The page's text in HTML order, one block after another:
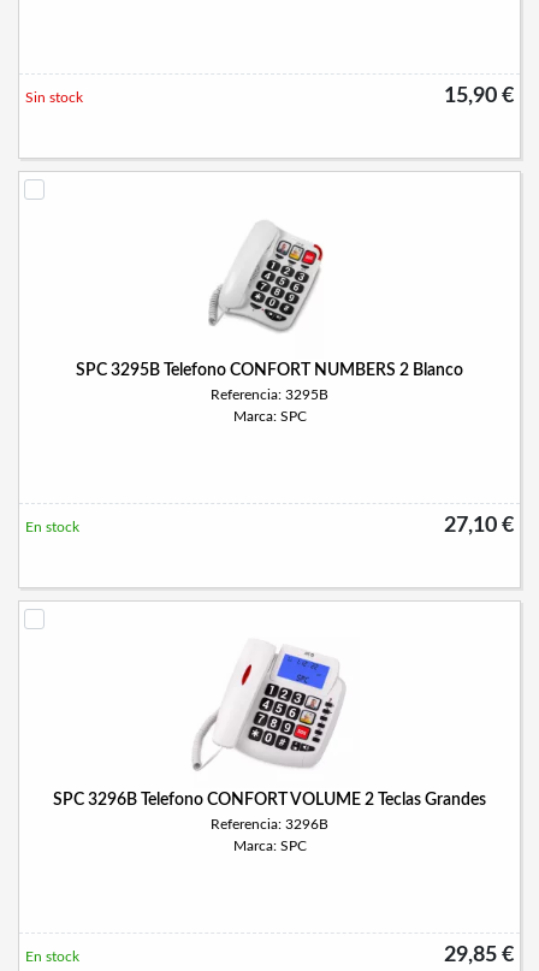
15,90 €
Sin stock
SPC 3295B Telefono CONFORT NUMBERS 2 Blanco
Referencia: 3295B
Marca: SPC
27,10 €
En stock
SPC 3296B Telefono CONFORT VOLUME 2 Teclas Grandes
Referencia: 3296B
Marca: SPC
29,85 €
En stock